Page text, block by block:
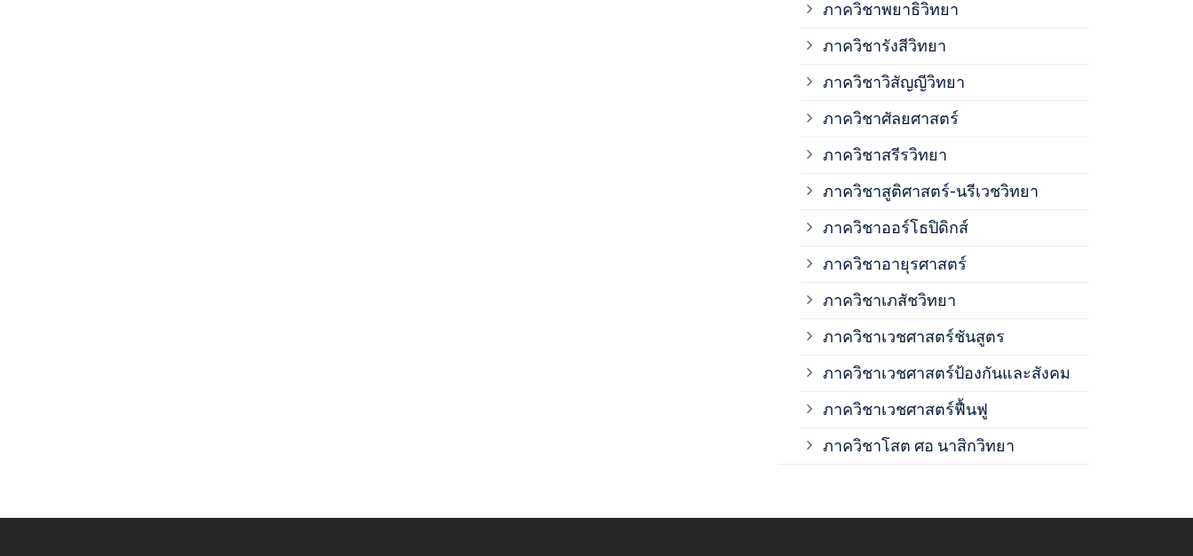
ภาควิชาพยาธิวิทยา
ภาควิชารังสีวิทยา
ภาควิชาวิสัญญีวิทยา
ภาควิชาศัลยศาสตร์
ภาควิชาสรีรวิทยา
ภาควิชาสูติศาสตร์-นรีเวชวิทยา
ภาควิชาออร์โธปิดิกส์
ภาควิชาอายุรศาสตร์
ภาควิชาเภสัชวิทยา
ภาควิชาเวชศาสตร์ชันสูตร
ภาควิชาเวชศาสตร์ป้องกันและสังคม
ภาควิชาเวชศาสตร์ฟื้นฟู
ภาควิชาโสต ศอ นาสิกวิทยา